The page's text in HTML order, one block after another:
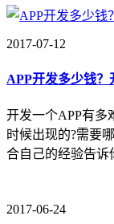
2017-07-12
APP开发多少钱？
开发一个APP有多
时候出现的?需要
合自己的经验告
电商APP：移动社